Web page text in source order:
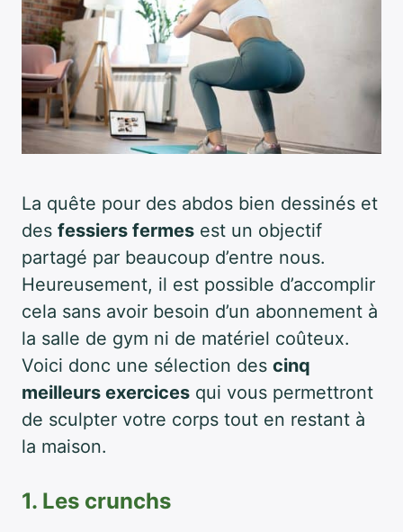
La quête pour des abdos bien dessinés et
des fessiers fermes est un objectif
partagé par beaucoup d’entre nous.
Heureusement, il est possible d’accomplir
cela sans avoir besoin d’un abonnement à
la salle de gym ni de matériel coûteux.
Voici donc une sélection des cinq
meilleurs exercices qui vous permettront
de sculpter votre corps tout en restant à
la maison.
1. Les crunchs